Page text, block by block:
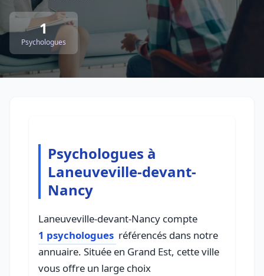
1
Psychologues
Psychologues à
Laneuveville-devant-
Nancy
Laneuveville-devant-Nancy compte
1 psychologues référencés dans notre
annuaire. Située en Grand Est, cette ville
vous offre un large choix